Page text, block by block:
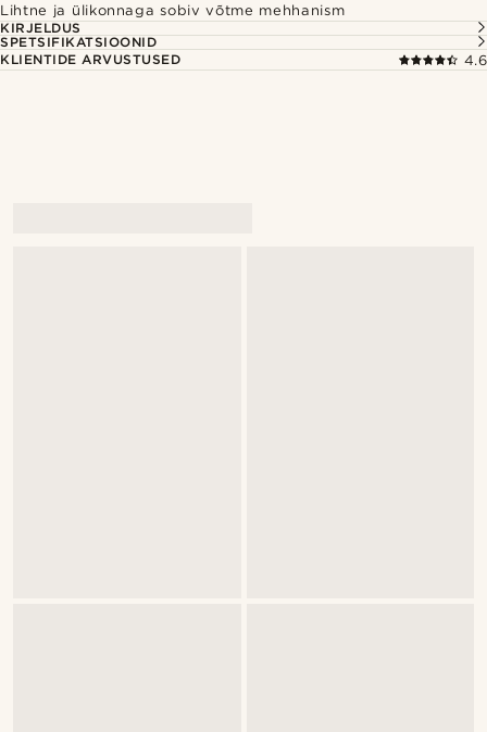
Lihtne ja ülikonnaga sobiv võtme mehhanism
KIRJELDUS
SPETSIFIKATSIOONID
KLIENTIDE ARVUSTUSED
4.6